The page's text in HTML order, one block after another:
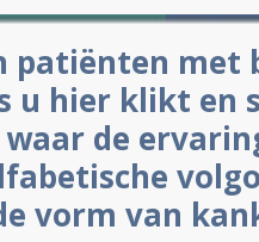
patiënten
u hier klikt en
de
vorm van